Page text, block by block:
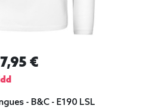
€
- B&C - E190 LSL